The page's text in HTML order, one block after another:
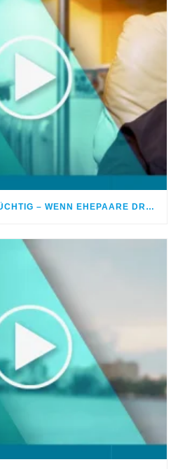
WIR WAREN BEIDE SÜCHTIG – WENN EHEPAARE DROGEN NEHMEN